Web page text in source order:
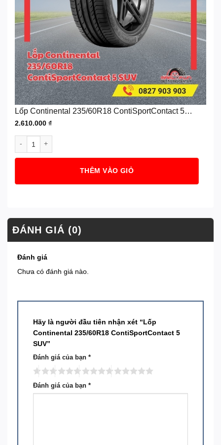
Lốp Continental 235/60R18 ContiSportContact 5
SUV
2.610.000 ₫
THÊM VÀO GIỎ
ĐÁNH GIÁ (0)
Đánh giá
Chưa có đánh giá nào.
Hãy là người đầu tiên nhận xét “Lốp
Continental 235/60R18 ContiSportContact 5
SUV”
Đánh giá của bạn *
Đánh giá của bạn *